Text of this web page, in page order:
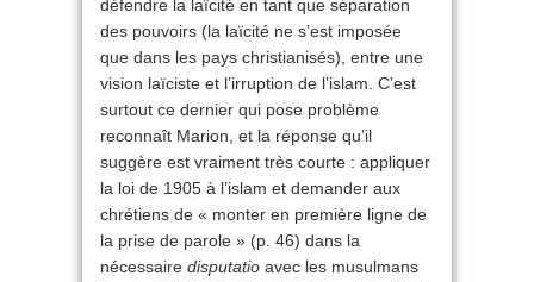
défendre la laïcité en tant que séparation
des pouvoirs (la laïcité ne s’est imposée
que dans les pays christianisés), entre une
vision laïciste et l’irruption de l’islam. C’est
surtout ce dernier qui pose problème
reconnaît Marion, et la réponse qu’il
suggère est vraiment très courte : appliquer
la loi de 1905 à l’islam et demander aux
chrétiens de « monter en première ligne de
la prise de parole » (p. 46) dans la
nécessaire disputatio avec les musulmans